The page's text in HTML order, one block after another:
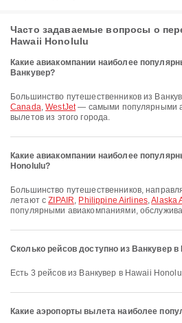
Часто задаваемые вопросы о
Hawaii Honolulu
Какие авиакомпании наиболее
Ванкувер?
Большинство путешественников из
Canada,WestJet— самыми популярными
вылетов из этого города.
Какие авиакомпании наиболее
Honolulu?
Большинство путешественников, направляющихся в Hawaii Honolulu,
летают сZIPAIR, Philippine Airlines,Alaska
популярными авиакомпаниями,
Сколько рейсов доступно из Ванкувер в
Есть 3 рейсов из Ванкувер в Hawaii
Какие аэропорты вылета наиболее